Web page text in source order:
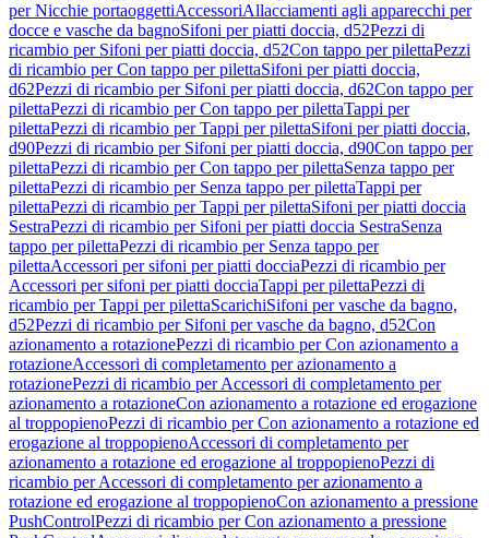
per Nicchie portaoggettiAccessoriAllacciamenti agli apparecchi per
docce e vasche da bagnoSifoni per piatti doccia, d52Pezzi di
ricambio per Sifoni per piatti doccia, d52Con tappo per pilettaPezzi
di ricambio per Con tappo per pilettaSifoni per piatti doccia,
d62Pezzi di ricambio per Sifoni per piatti doccia, d62Con tappo per
pilettaPezzi di ricambio per Con tappo per pilettaTappi per
pilettaPezzi di ricambio per Tappi per pilettaSifoni per piatti doccia,
d90Pezzi di ricambio per Sifoni per piatti doccia, d90Con tappo per
pilettaPezzi di ricambio per Con tappo per pilettaSenza tappo per
pilettaPezzi di ricambio per Senza tappo per pilettaTappi per
pilettaPezzi di ricambio per Tappi per pilettaSifoni per piatti doccia
SestraPezzi di ricambio per Sifoni per piatti doccia SestraSenza
tappo per pilettaPezzi di ricambio per Senza tappo per
pilettaAccessori per sifoni per piatti docciaPezzi di ricambio per
Accessori per sifoni per piatti docciaTappi per pilettaPezzi di
ricambio per Tappi per pilettaScarichiSifoni per vasche da bagno,
d52Pezzi di ricambio per Sifoni per vasche da bagno, d52Con
azionamento a rotazionePezzi di ricambio per Con azionamento a
rotazioneAccessori di completamento per azionamento a
rotazionePezzi di ricambio per Accessori di completamento per
azionamento a rotazioneCon azionamento a rotazione ed erogazione
al troppopienoPezzi di ricambio per Con azionamento a rotazione ed
erogazione al troppopienoAccessori di completamento per
azionamento a rotazione ed erogazione al troppopienoPezzi di
ricambio per Accessori di completamento per azionamento a
rotazione ed erogazione al troppopienoCon azionamento a pressione
PushControlPezzi di ricambio per Con azionamento a pressione